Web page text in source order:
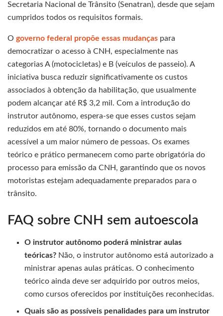
Secretaria Nacional de Trânsito (Senatran), desde que sejam
cumpridos todos os requisitos formais.
O governo federal propõe essas mudanças para
democratizar o acesso à CNH, especialmente nas
categorias A (motocicletas) e B (veículos de passeio). A
iniciativa busca reduzir significativamente os custos
associados à obtenção da habilitação, que usualmente
podem alcançar até R$ 3,2 mil. Com a introdução do
instrutor autônomo, espera-se que esses custos sejam
reduzidos em até 80%, tornando o documento mais
acessível a um maior número de pessoas. Os exames
teórico e prático permanecem como parte obrigatória do
processo para emissão da CNH, garantindo que os novos
motoristas estejam adequadamente preparados para o
trânsito.
FAQ sobre CNH sem autoescola
O instrutor autônomo poderá ministrar aulas
teóricas? Não, o instrutor autônomo está autorizado a
ministrar apenas aulas práticas. O conhecimento
teórico ainda deve ser adquirido por outros meios,
como cursos oferecidos por instituições reconhecidas.
Quais são as possíveis penalidades para um instrutor